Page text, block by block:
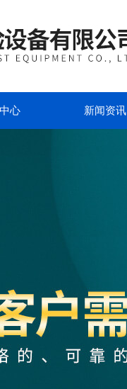
心 新闻资讯